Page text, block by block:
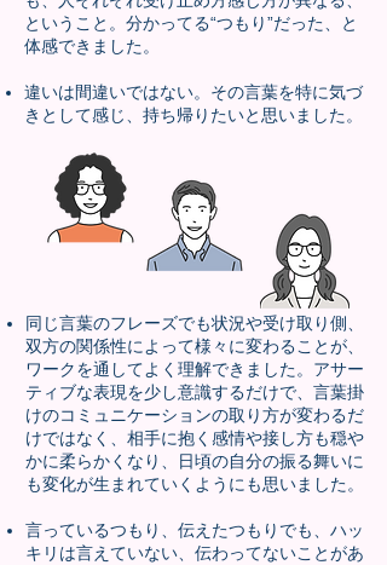
ということ。分かってる“つもり”だった、と
体感できました。
違いは間違いではない。その言葉を特に気づ
きとして感じ、持ち帰りたいと思いました。
同じ言葉のフレーズでも状況や受け取り側、
双方の関係性によって様々に変わることが、
ワークを通してよく理解できました。アサー
ティブな表現を少し意識するだけで、言葉掛
けのコミュニケーションの取り方が変わるだ
けではなく、相手に抱く感情や接し方も穏や
かに柔らかくなり、日頃の自分の振る舞いに
も変化が生まれていくようにも思いました。
言っているつもり、伝えたつもりでも、ハッ
キリは言えていない、伝わってないことがあ